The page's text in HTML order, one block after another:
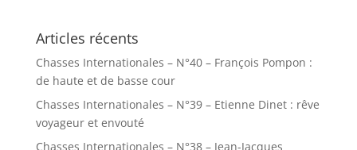
Articles récents
Chasses Internationales – N°40 – François Pompon :
de haute et de basse cour
Chasses Internationales – N°39 – Etienne Dinet : rêve
voyageur et envouté
Chasses Internationales – N°38 – Jean-Jacques